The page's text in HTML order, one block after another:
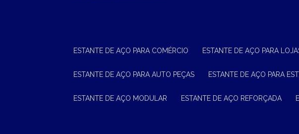
ESTANTE DE AÇO PARA COMÉRCIO ESTANTE DE AÇO PARA
ESTANTE DE AÇO PARA AUTO PEÇAS ESTANTE DE AÇO PARA
ESTANTE DE AÇO MODULAR ESTANTE DE AÇO REFORÇADA